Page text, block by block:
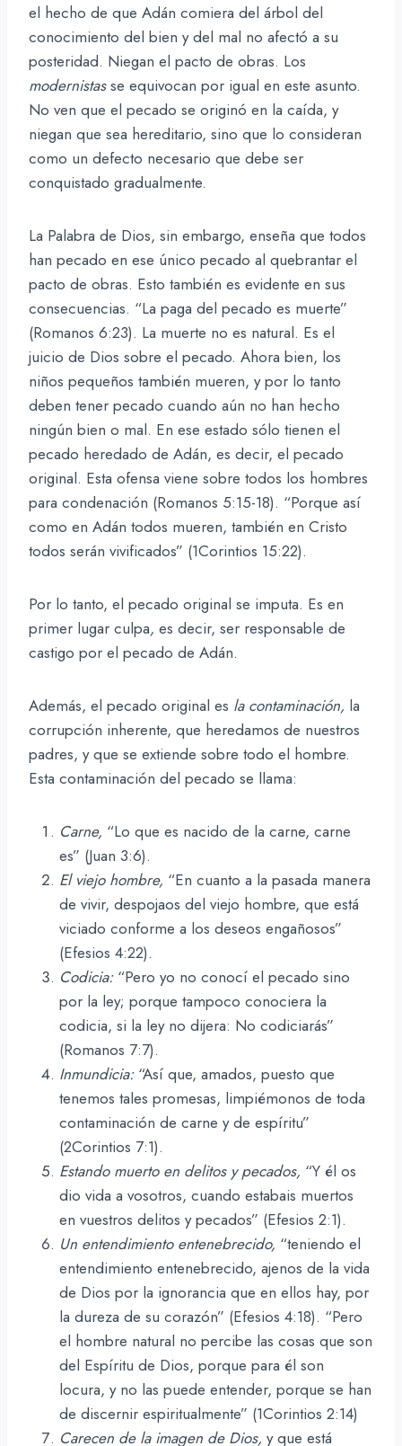
el hecho de que Adán comiera del árbol del
conocimiento del bien y del mal no afectó a su
posteridad. Niegan el pacto de obras. Los
modernistasse equivocan por igual en este asunto.
No ven que el pecado se originó en la caída, y
niegan que sea hereditario, sino que lo consideran
como un defecto necesario que debe ser
conquistado gradualmente.
La Palabra de Dios, sin embargo, enseña que todos
han pecado en ese único pecado al quebrantar el
pacto de obras. Esto también es evidente en sus
consecuencias. “La paga del pecado es muerte”
(Romanos 6:23). La muerte no es natural. Es el
juicio de Dios sobre el pecado. Ahora bien, los
niños pequeños también mueren, y por lo tanto
deben tener pecado cuando aún no han hecho
ningún bien o mal. En ese estado sólo tienen el
pecado heredado de Adán, es decir, el pecado
original. Esta ofensa viene sobre todos los hombres
para condenación (Romanos 5:15-18). “Porque así
como en Adán todos mueren, también en Cristo
todos serán vivificados” (1Corintios 15:22).
Por lo tanto, el pecado original se imputa. Es en
primer lugar culpa, es decir, ser responsable de
castigo por el pecado de Adán.
Además, el pecado original es la contaminación, la
corrupción inherente, que heredamos de nuestros
padres, y que se extiende sobre todo el hombre.
Esta contaminación del pecado se llama:
Carne, “Lo que es nacido de la carne, carne
es” (Juan 3:6).
El viejo hombre, “En cuanto a la pasada manera
de vivir, despojaos del viejo hombre, que está
viciado conforme a los deseos engañosos”
(Efesios 4:22).
Codicia: “Pero yo no conocí el pecado sino
por la ley; porque tampoco conociera la
codicia, si la ley no dijera: No codiciarás”
(Romanos 7:7).
Inmundicia: “Así que, amados, puesto que
tenemos tales promesas, limpiémonos de toda
contaminación de carne y de espíritu”
(2Corintios 7:1).
Estando muerto en delitos y pecados, “Y él os
dio vida a vosotros, cuando estabais muertos
en vuestros delitos y pecados” (Efesios 2:1).
Un entendimiento entenebrecido, “teniendo el
entendimiento entenebrecido, ajenos de la vida
de Dios por la ignorancia que en ellos hay, por
la dureza de su corazón” (Efesios 4:18). “Pero
el hombre natural no percibe las cosas que son
del Espíritu de Dios, porque para él son
locura, y no las puede entender, porque se han
de discernir espiritualmente” (1Corintios 2:14)
Carecen de la imagen de Dios, y que está